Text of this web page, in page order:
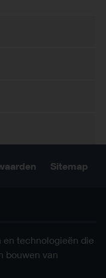
PDF
SKP
2D DWG
2D DWG
Sitemap
en technologieën die
bouwen van